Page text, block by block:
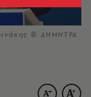
© ΔΗΜΗΤΡΑ